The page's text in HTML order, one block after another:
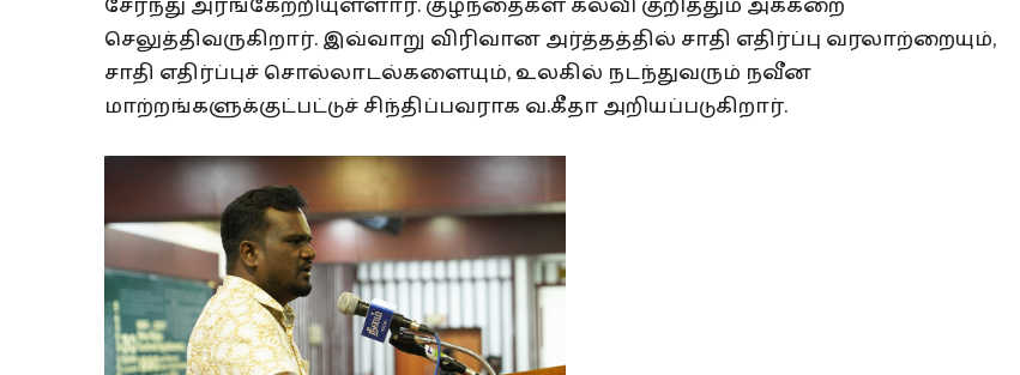
செலுத்திவருகிறார். இவ்வாறு விரிவான அர்த்தத்தில் சாதி எதிர்ப்பு வரலாற்றையும்,
சாதி எதிர்ப்புச் சொல்லாடல்களையும், உலகில் நடந்துவரும் நவீன
மாற்றங்களுக்குட்பட்டுச் சிந்திப்பவராக வ.கீதா அறியப்படுகிறார்.